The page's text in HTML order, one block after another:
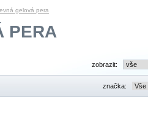
gelová pera
PERA
zobrazit:
značka: